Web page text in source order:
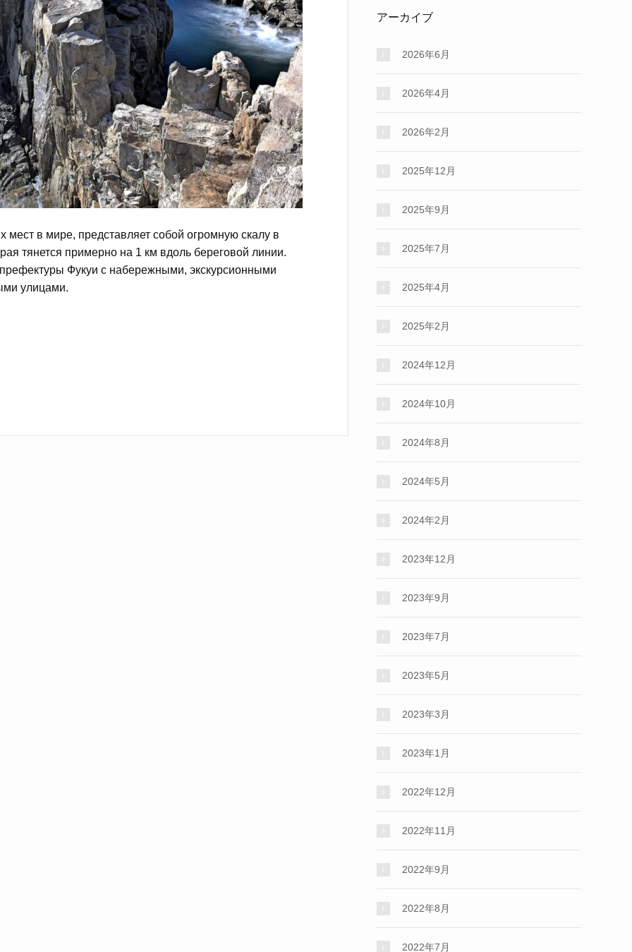
в мире, представляет собой огромную скалу в
тянется примерно на 1 км вдоль береговой линии.
Фукуи с набережными, экскурсионными
улицами.
アーカイブ
2026年6月
2026年4月
2026年2月
2025年12月
2025年9月
2025年7月
2025年4月
2025年2月
2024年12月
2024年10月
2024年8月
2024年5月
2024年2月
2023年12月
2023年9月
2023年7月
2023年5月
2023年3月
2023年1月
2022年12月
2022年11月
2022年9月
2022年8月
2022年7月